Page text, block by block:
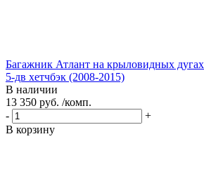
Багажник Атлант на крыловидных
5-дв хетчбэк (2008-2015)
В наличии
13 350 руб. /комп.
-
+
В корзину